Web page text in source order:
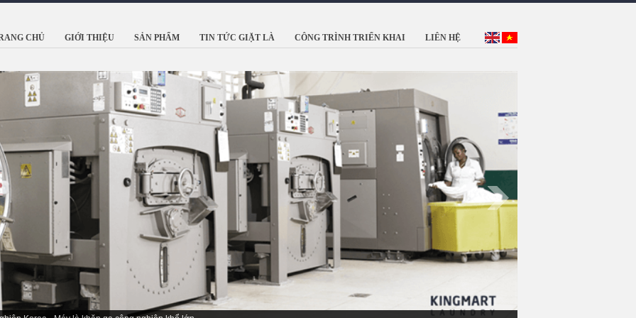
CHỦ GIỚI THIỆU SẢN PHẨM TIN TỨC GIẶT LÀ CÔNG TRÌNH TRIỂN KHAI LIÊN HỆ